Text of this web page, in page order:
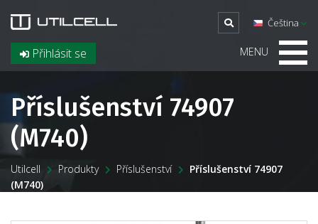
Přihlásit se
Čeština
MENU
Příslušenství 74907
(M740)
Utilcell Produkty Příslušenství
Příslušenství 74907
(M740)